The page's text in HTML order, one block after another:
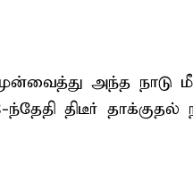
அந்த நாடு
திடீர் தாக்குதல்